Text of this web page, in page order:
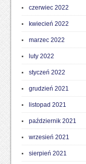
czerwiec 2022
kwiecień 2022
marzec 2022
luty 2022
styczeń 2022
grudzień 2021
listopad 2021
październik 2021
wrzesień 2021
sierpień 2021